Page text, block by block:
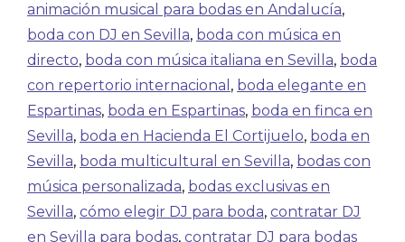
animación musical para bodas en Andalucía,
boda con DJ en Sevilla, boda con música en
directo, boda con música italiana en Sevilla, boda
con repertorio internacional , boda elegante en
Espartinas, boda en Espartinas, boda en finca en
Sevilla, boda en Hacienda El Cortijuelo, boda en
Sevilla, boda multicultural en Sevilla, bodas con
música personalizada, bodas exclusivas en
Sevilla, cómo elegir DJ para boda, contratar DJ
en Sevilla para bodas, contratar DJ para bodas